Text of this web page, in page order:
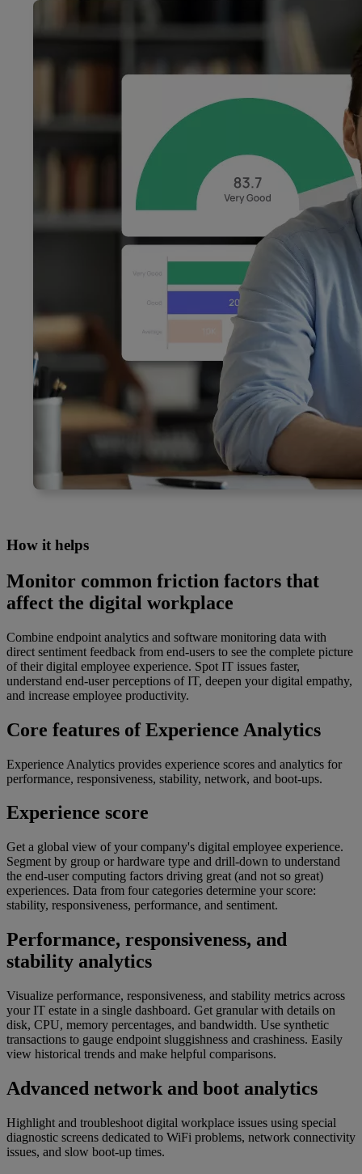
How it helps
Monitor common friction factors that
affect the digital workplace
Combine endpoint analytics and software monitoring data with
direct sentiment feedback from end-users to see the complete picture
of their digital employee experience. Spot IT issues faster,
understand end-user perceptions of IT, deepen your digital empathy,
and increase employee productivity.
Core features of Experience Analytics
Experience Analytics provides experience scores and analytics for
performance, responsiveness, stability, network, and boot-ups.
Experience score​​
Get a global view of your company's digital employee experience.
Segment by group or hardware type and drill-down to understand
the end-user computing factors driving great (and not so great)
experiences. Data from four categories determine your score:
stability, responsiveness, performance, and sentiment.
Performance, responsiveness, and
stability analytics
Visualize performance, responsiveness, and stability metrics across
your IT estate in a single dashboard. Get granular with details on
disk, CPU, memory percentages, and bandwidth. Use synthetic
transactions to gauge endpoint sluggishness and crashiness. Easily
view historical trends and make helpful comparisons.
Advanced network and boot analytics​​
Highlight and troubleshoot digital workplace issues using special
diagnostic screens dedicated to WiFi problems, network connectivity
issues, and slow boot-up times.